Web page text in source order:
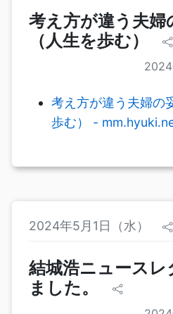
考え方が違う夫婦
（人生を歩む）
考え方が違う夫婦の
歩む） -
2024年5月1日（水）
結城浩ニュースレ
ました。